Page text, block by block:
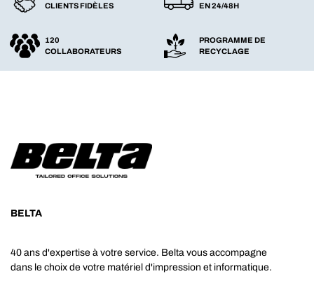
CLIENTS FIDÈLES
EN 24/48H
120
COLLABORATEURS
PROGRAMME DE
RECYCLAGE
BELTA
40 ans d'expertise à votre service. Belta vous accompagne
dans le choix de votre matériel d'impression et informatique.